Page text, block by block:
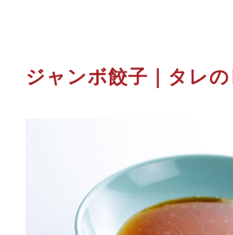
ジャンボ餃子｜タレ